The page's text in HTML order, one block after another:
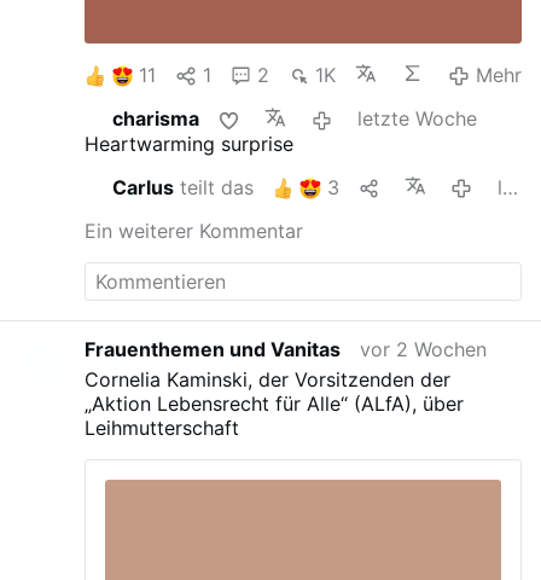
11 1 2 1K
Mehr
charisma
letzte Woche
Heartwarming surprise
Carlusteilt das 3
letzte Woche
Ein weiterer Kommentar
Frauenthemen und Vanitas
vor 2 Wochen
Cornelia Kaminski, der Vorsitzenden der
„Aktion Lebensrecht für Alle“ (ALfA), über
Leihmutterschaft